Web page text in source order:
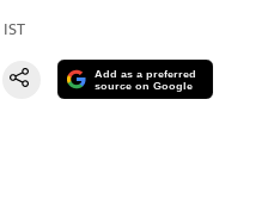
IST
Add as a preferred
source on Google